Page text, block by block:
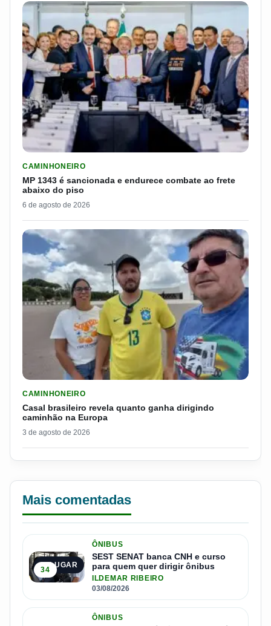
CAMINHONEIRO
MP 1343 é sancionada e endurece combate ao frete
abaixo do piso
6 de agosto de 2026
CAMINHONEIRO
Casal brasileiro revela quanto ganha dirigindo
caminhão na Europa
3 de agosto de 2026
Mais comentadas
1º LUGAR
34
ÔNIBUS
SEST SENAT banca CNH e curso
para quem quer dirigir ônibus
ILDEMAR RIBEIRO
03/08/2026
ÔNIBUS